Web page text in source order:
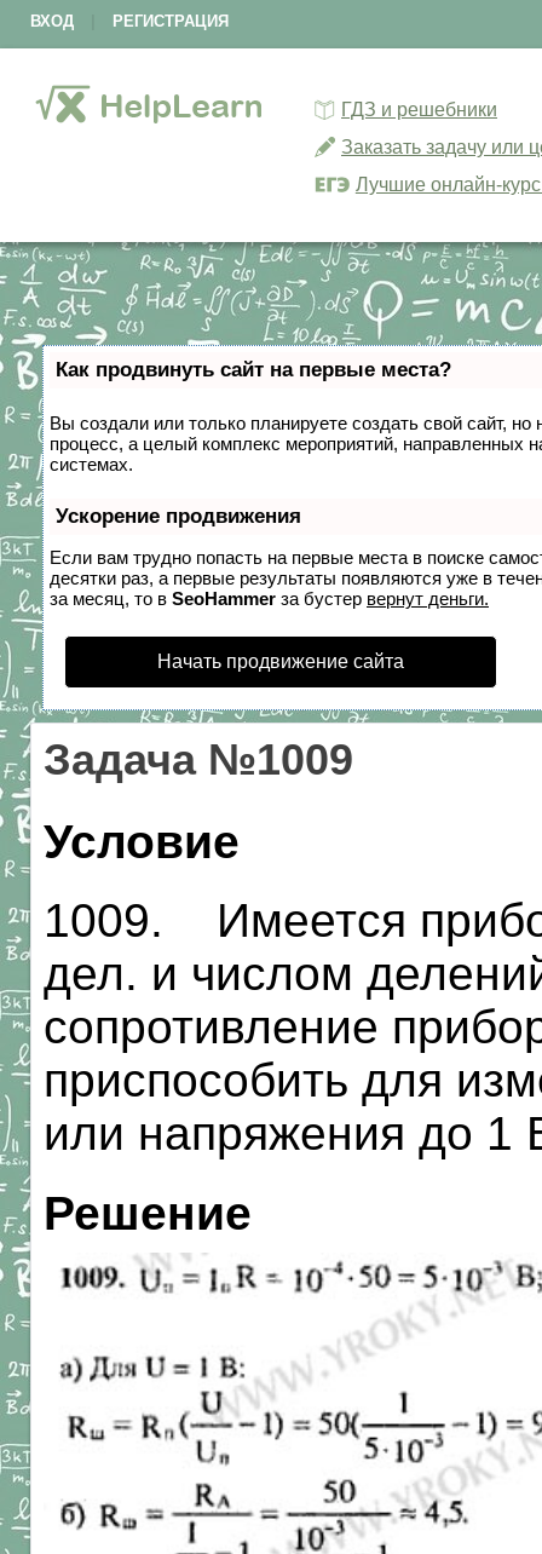
ВХОД РЕГИСТРАЦИЯ
ГДЗ и решебники
Заказать задачу или
Лучшие онлайн-
Как продвинуть сайт на первые места?
Вы создали или только планируете создать свой сайт,
процесс, а целый комплекс мероприятий, направленных
системах.
Ускорение продвижения
Если вам трудно попасть на первые места в поиске
десятки раз, а первые результаты появляются уже в
за месяц, то в SeoHammer за бустер вернут деньги.
Начать продвижение сайта
Задача №1009
Условие
1009. Имеется
дел. и числом
сопротивление
приспособить для
или напряжения до 1
Решение